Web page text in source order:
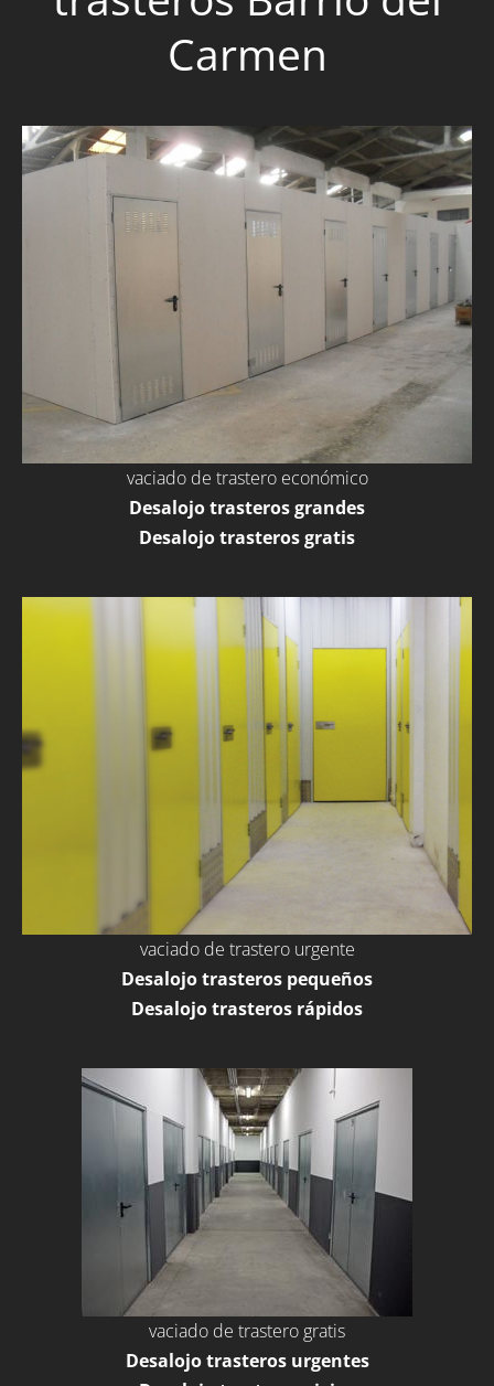
Carmen
vaciado de trastero económico
Desalojo trasteros grandes
Desalojo trasteros gratis
vaciado de trastero urgente
Desalojo trasteros pequeños
Desalojo trasteros rápidos
vaciado de trastero gratis
Desalojo trasteros urgentes